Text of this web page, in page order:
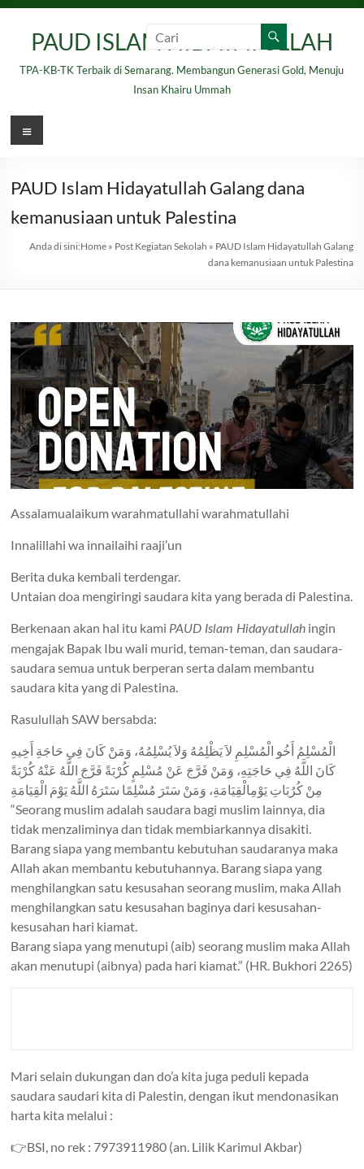
contentPAUD ISLAM HIDAYATULLAH
TPA-KB-TK Terbaik di Semarang. Membangun Generasi Gold, Menuju
Insan Khairu Ummah
Menu
PAUD Islam Hidayatullah Galang dana
kemanusiaan untuk Palestina
Anda di sini:Home» Post Kegiatan Sekolah » PAUD Islam Hidayatullah Galang
dana kemanusiaan untuk Palestina
Assalamualaikum warahmatullahi warahmatullahi
Innalillahi wa innailaihi raaji’un
Berita duka kembali terdengar.
Untaian doa mengiringi saudara kita yang berada di Palestina.
Berkenaan akan hal itu kami PAUD Islam Hidayatullah ingin
mengajak Bapak Ibu wali murid, teman-teman, dan saudara-
saudara semua untuk berperan serta dalam membantu
saudara kita yang di Palestina.
Rasulullah SAW bersabda:
الْمُسْلِمُ أَخُو الْمُسْلِمِ لاَ يَظْلِمُهُ وَلاَ يُسْلِمُهُ، وَمَنْ كَانَ فِي حَاجَةِ أَخِيهِ
كَانَ اللَّهُ فِي حَاجَتِهِ، وَمَنْ فَرَّجَ عَنْ مُسْلِمٍ كُرْبَةً فَرَّجَ اللَّهُ عَنْهُ كُرْبَةً
مِنْ كُرُبَاتِ يَوْمِالْقِيَامَةِ، وَمَنْ سَتَرَ مُسْلِمًا سَتَرَهُ اللَّهُ يَوْمَ الْقِيَامَةِ
“Seorang muslim adalah saudara bagi muslim lainnya, dia
tidak menzaliminya dan tidak membiarkannya disakiti.
Barang siapa yang membantu kebutuhan saudaranya maka
Allah akan membantu kebutuhannya. Barang siapa yang
menghilangkan satu kesusahan seorang muslim, maka Allah
menghilangkan satu kesusahan baginya dari kesusahan-
kesusahan hari kiamat.
Barang siapa yang menutupi (aib) seorang muslim maka Allah
akan menutupi (aibnya) pada hari kiamat.” (HR. Bukhori 2265)
Mari selain dukungan dan do’a kita juga peduli kepada
saudara saudari kita di Palestin, dengan ikut mendonasikan
harta kita melalui :
👉BSI, no rek : 7973911980 (an. Lilik Karimul Akbar)